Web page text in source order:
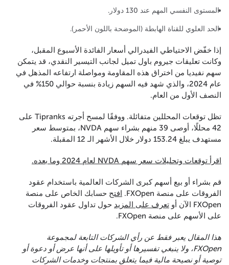
المستوى النفسي المهم عند 130 دولار.
الحد العلوي للقناة الهابطة (الموضحة باللون الأحمر).
إذا خفّض الاحتياطي الفيدرالي أسعار الفائدة الأسبوع المقبل،
وكانت تعليقات جيروم باول تميل لجانب التيسير النقدي، قد يتمكن
سهم نفيديا من اختراق هذه المقاومة ومواصلة ارتفاعه المذهل في
عام 2024، والذي شهد فيه السهم زيادة بنسبة حوالي 150% في
النصف الأول من العام.
تظل توقعات المحللين متفائلة. ووفقًا لمسح أجرته Tipranks على
42 محللًا، أوصى 39 منهم بشراء سهم NVDA، بمتوسط سعر
مستهدف يبلغ 153.24 دولار خلال الأشهر الـ 12 المقبلة.
اقرأ توقعات وتحليلات سعر سهم NVDA لعام 2024 وما بعده.
قم بشراء أو بيع أسهم كبرى الشركات العالمية باستخدام عقود
الفروقات على منصة FXOpen.
افتح حسابك الخاص على منصة
FXOpen الآن أو
تعرف على المزيد حول تداول عقود الفروقات
على الأسهم على منصة FXOpen.
هذا المقال يعبر فقط عن رأي الشركات التابعة لمجموعة
FXOpen، ولا ينبغي تفسيرها أو تأويلها على أنها عرض أو دعوة أو
توصية أو نصيحة مالية فيما يتعلق بمنتجات وخدمات الشركات